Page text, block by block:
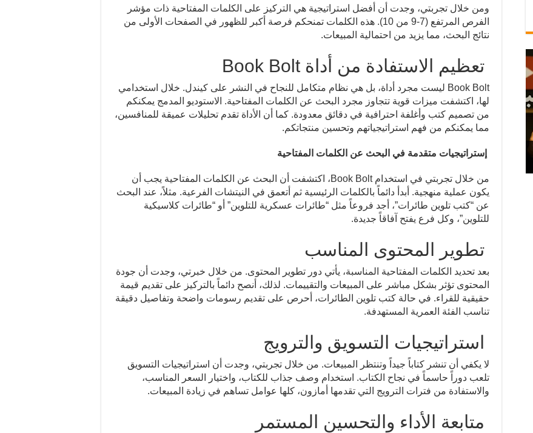
ومن خلال تجربتي، وجدت أن أفضل استراتيجية هي التركيز على الكلمات المفتاحية ذات مؤشر
الفرص المرتفع (7-9 من 10). هذه الكلمات تمنحكم فرصة أكبر للظهور في الصفحات الأولى من
نتائج البحث، مما يزيد من احتمالية المبيعات.
تعظيم الاستفادة من أداة Book Bolt
Book Bolt ليست مجرد أداة، بل هي نظام متكامل للنجاح في النشر على كيندل. خلال استخدامي
لها، اكتشفت ميزات قوية تتجاوز مجرد البحث عن الكلمات المفتاحية. الاستوديو المدمج يمكنكم
من تصميم كتب وأغلفة احترافية في دقائق معدودة. كما أن الأداة تقدم تحليلات عميقة للمنافسين،
مما يمكنكم من فهم استراتيجياتهم وتحسين منتجاتكم.
إستراتيجيات متقدمة في البحث عن الكلمات المفتاحية
من خلال تجربتي في استخدام Book Bolt، اكتشفت أن البحث عن الكلمات المفتاحية يجب أن
يكون عملية منهجية. أبدأ دائماً بالكلمات الرئيسية ثم أتعمق في النيتشات الفرعية. مثلاً، عند البحث
عن “كتب تلوين طائرات”، أجد فروعاً مثل “طائرات عسكرية للتلوين” أو “طائرات كلاسيكية
للتلوين”، وكل فرع يفتح آفاقاً جديدة.
تطوير المحتوى المناسب
بعد تحديد الكلمات المفتاحية المناسبة، يأتي دور تطوير المحتوى. من خلال خبرتي، وجدت أن جودة
المحتوى تؤثر بشكل مباشر على المبيعات والتقييمات. لذلك، أنصح دائماً بالتركيز على تقديم قيمة
حقيقية للقراء. في حالة كتب تلوين الطائرات، أحرص على تقديم رسومات واضحة وتفاصيل دقيقة
تناسب الفئة العمرية المستهدفة.
استراتيجيات التسويق والترويج
لا يكفي أن تنشر كتاباً جيداً وتنتظر المبيعات. من خلال تجربتي، وجدت أن استراتيجيات التسويق
تلعب دوراً حاسماً في نجاح الكتاب. استخدام وصف جذاب للكتاب، واختيار السعر المناسب،
والاستفادة من فترات الترويج التي تقدمها أمازون، كلها عوامل تساهم في زيادة المبيعات.
متابعة الأداء والتحسين المستمر